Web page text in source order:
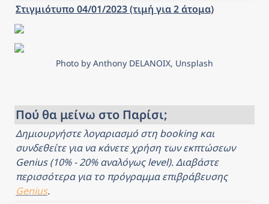
Στιγμιότυπο 04/01/2023 (τιμή για 2 άτομα)
Photo by Anthony DELANOIX, Unsplash
Πού θα μείνω στο Παρίσι;
Δημιουργήστε λογαριασμό στη booking και
συνδεθείτε για να κάνετε χρήση των εκπτώσεων
Genius (10% - 20% αναλόγως level). Διαβάστε
περισσότερα για το πρόγραμμα επιβράβευσης
Genius.